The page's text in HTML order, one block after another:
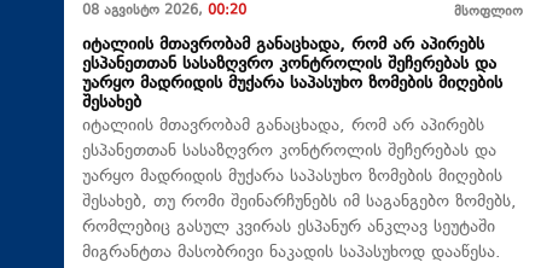
08 აგვისტო 2026, 00:20 მსოფლიო
იტალიის მთავრობამ განაცხადა, რომ არ აპირებს
ესპანეთთან სასაზღვრო კონტროლის შეჩერებას და
უარყო მადრიდის მუქარა საპასუხო ზომების მიღების
შესახებ
იტალიის მთავრობამ განაცხადა, რომ არ აპირებს
ესპანეთთან სასაზღვრო კონტროლის შეჩერებას და
უარყო მადრიდის მუქარა საპასუხო ზომების მიღების
შესახებ, თუ რომი შეინარჩუნებს იმ საგანგებო ზომებს,
რომლებიც გასულ კვირას ესპანურ ანკლავ სეუტაში
მიგრანტთა მასობრივი ნაკადის საპასუხოდ დააწესა.